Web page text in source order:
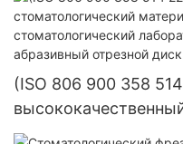
(ISO 806 900 358
материал с полным